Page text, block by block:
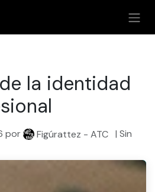
la identidad
por Figúrattez - ATC | Sin